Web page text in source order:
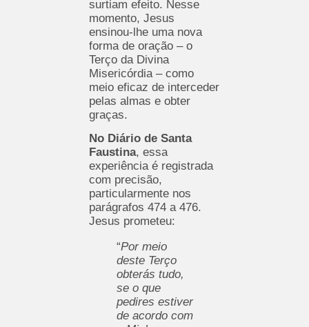
surtiam efeito. Nesse
momento, Jesus
ensinou-lhe uma nova
forma de oração – o
Terço da Divina
Misericórdia – como
meio eficaz de interceder
pelas almas e obter
graças.
No Diário de Santa
Faustina, essa
experiência é registrada
com precisão,
particularmente nos
parágrafos 474 a 476.
Jesus prometeu:
“Por meio
deste Terço
obterás tudo,
se o que
pedires estiver
de acordo com